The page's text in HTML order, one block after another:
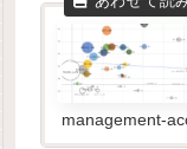
management-